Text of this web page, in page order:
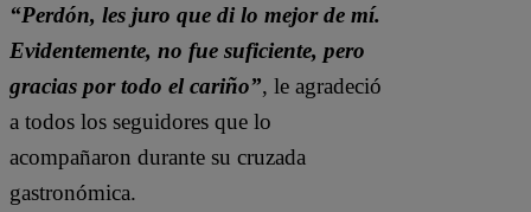
“Perdón, les juro que di lo mejor de mí.
Evidentemente, no fue suficiente, pero
gracias por todo el cariño”, le agradeció
a todos los seguidores que lo
acompañaron durante su cruzada
gastronómica.